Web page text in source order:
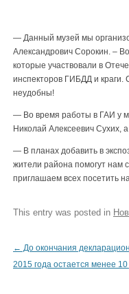
— Данный музей мы
Александрович Сорокин. –
которые участвовали в
инспекторов ГИБДД и краги.
неудобны!
— Во время работы в ГАИ у
Николай Алексеевич Сухих,
— В планах добавить в
жители района помогут нам
приглашаем всех посетить
This entry was posted in
Post navigation
← До окончания
2015 года остается менее